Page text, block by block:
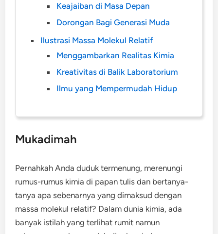
Keajaiban di Masa Depan
Dorongan Bagi Generasi Muda
Ilustrasi Massa Molekul Relatif
Menggambarkan Realitas Kimia
Kreativitas di Balik Laboratorium
Ilmu yang Mempermudah Hidup
Mukadimah
Pernahkah Anda duduk termenung, merenungi
rumus-rumus kimia di papan tulis dan bertanya-
tanya apa sebenarnya yang dimaksud dengan
massa molekul relatif? Dalam dunia kimia, ada
banyak istilah yang terlihat rumit namun